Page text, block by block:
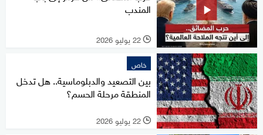
المندب
l 22 يوليو 2026
خاص
بين التصعيد والدبلوماسية.. هل تدخل
المنطقة مرحلة الحسم؟
l 22 يوليو 2026